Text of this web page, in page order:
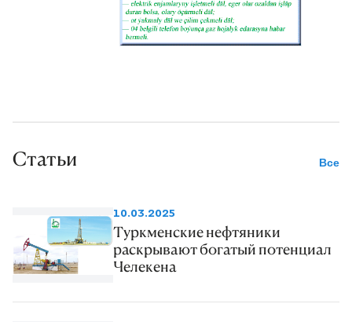
Статьи Все
10.03.2025
Туркменские нефтяники
раскрывают богатый потенциал
Челекена